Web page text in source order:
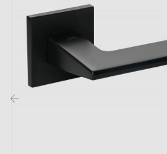
Inclus :
Adaptateurs de montage
Deux tiges carrées : 7x7 mm
pour la Belgique, la Suisse et l'UE